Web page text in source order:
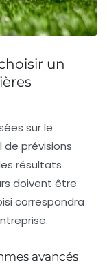
un
sur le
de prévisions
résultats
doivent être
correspondra
avancés